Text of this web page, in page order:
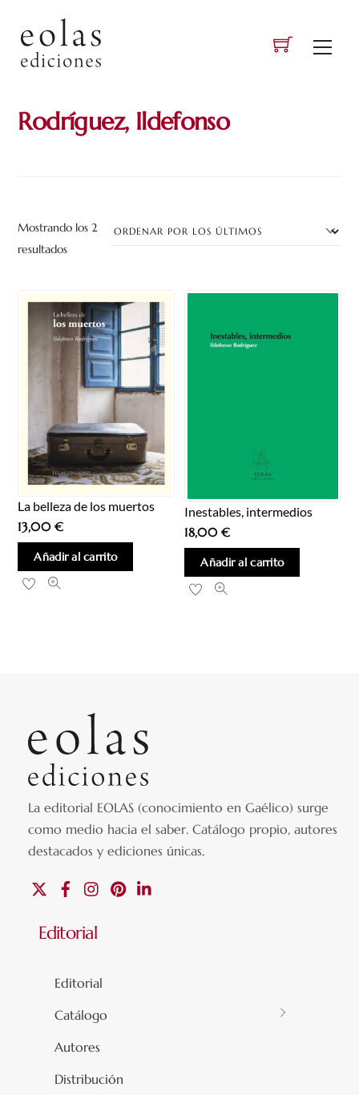
content
Rodríguez, Ildefonso
Mostrando los 2
resultadosOrdenado
últimos
La belleza de los muertos
13,00€
Añadir al carrito
Inestables, intermedios
18,00€
Añadir al carrito
La editorial EOLAS (conocimiento en Gaélico) surge
como medio hacia el saber.Catálogo propio, autores
destacados y ediciones únicas.
FacebookInstagramPinterest
Editorial
Editorial
Catálogo
Autores
Distribución